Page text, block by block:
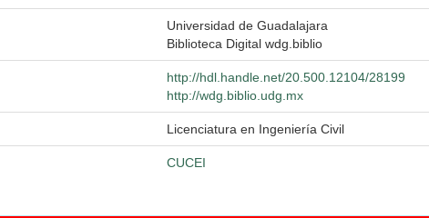
Universidad de Guadalajara
Biblioteca Digital wdg.biblio
http://hdl.handle.net/20.500.12104/28199
http://wdg.biblio.udg.mx
Licenciatura en Ingeniería Civil
CUCEI